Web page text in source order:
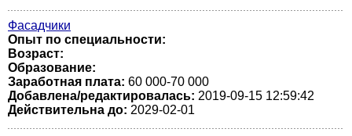
Фасадчики
Опыт по специальности:
Возраст:
Образование:
Заработная плата: 60 000-70 000
Добавлена/редактировалась: 2019-09-15 12:59:42
Действительна до: 2029-02-01